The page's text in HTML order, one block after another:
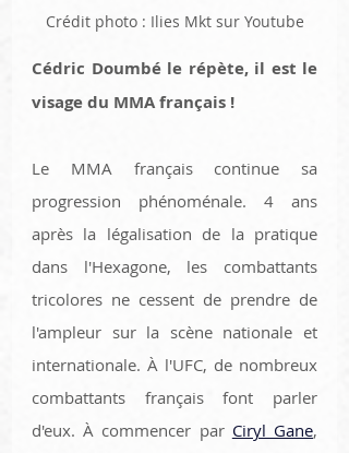
Crédit photo : Ilies Mkt sur Youtube
Cédric Doumbé le répète, il est le
visage du MMA français !
Le MMA français continue sa
progression phénoménale. 4 ans
après la légalisation de la pratique
dans l'Hexagone, les combattants
tricolores ne cessent de prendre de
l'ampleur sur la scène nationale et
internationale. À l'UFC, de nombreux
combattants français font parler
d'eux. À commencer par Ciryl Gane,